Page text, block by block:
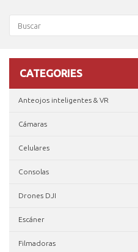
CATEGORIES
Anteojos inteligentes & VR
Cámaras
Celulares
Consolas
Drones DJI
Escáner
Filmadoras